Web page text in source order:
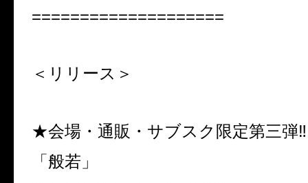
====================
＜リリース＞
★会場・通販・サブスク限定第三弾‼︎
「般若」